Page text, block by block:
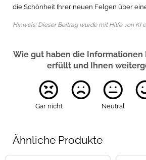
die Schönheit Ihrer neuen Felgen über
Hinweis: Dieser Beitrag wurde mit Hilfe von KI
Wie gut haben die Informationen
erfüllt und Ihnen
Gar nicht Neutral
Ähnliche Produkte